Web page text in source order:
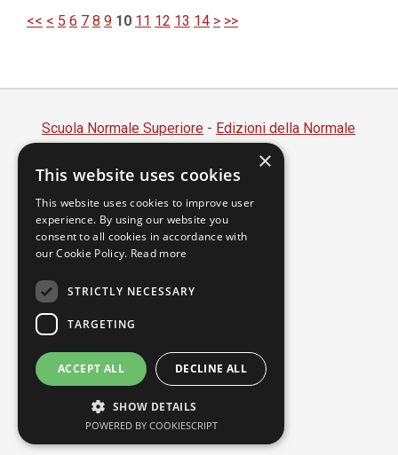
<< < 5 6 7 8 9 10 11 12 13 14 > >>
Scuola Normale Superiore - Edizioni della Normale
Piazza dei Cavalieri, 7 - 56126 Pisa
Codice fiscale 80005050507
Partita IVA 00420000507
segreteria.annali@sns.it
Accessibilità
Privacy
×
This website uses cookies
This website uses cookies to improve user
experience. By using our website you
consent to all cookies in accordance with
our Cookie Policy. Read more
STRICTLY NECESSARY
TARGETING
ACCEPT ALL DECLINE ALL
SHOW DETAILS
POWERED BY COOKIESCRIPT